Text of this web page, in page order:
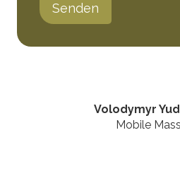
Senden
Volodymyr
Mobile